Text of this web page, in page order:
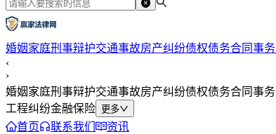
婚姻家庭刑事辩护交通事故房产纠纷债权债务合同事务
‹
›
婚姻家庭刑事辩护交通事故房产纠纷债权债务合同事务
工程纠纷金融保险 更多
首页 联系我们 资讯